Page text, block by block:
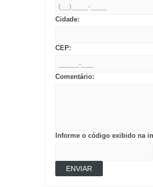
Cidade:
CEP:
Comentário:
Informe o código exibido na
ENVIAR